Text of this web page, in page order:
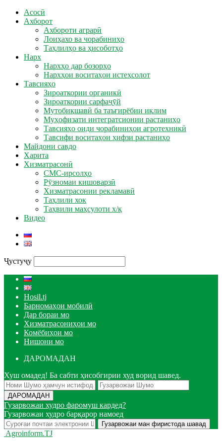
Асосӣ
Ахборот
Ахбороти аграрӣ
Лоиҳахо ва чорабиниҳо
Таҳлилҳо ва ҳисоботҳо
Нарх
Нархҳо дар бозорҳо
Нархҳои воситаҳои истеҳсолот
Тавсияҳо
Зироаткории органикӣ
Зироаткории сарфаҷӯй
Мутобиқшавӣ ба таъғирёбии иқлим
Муҳофизати интегратсионии растаниҳо
Тавсияҳо оиди чорабиниҳои агротехникӣ
Тавсифи воситаҳои ҳифзи растаниҳо
Майдони савдо
Харита
Хизматрасонӣ
СМС-ирсолҳо
Рӯзномаи кишоварзӣ
Хизматрасонии рекламавӣ
Таҳлили хок
Таҳвили маҳсулоти х/қ
Видео
Ҷустуҷу
Hosil.tj
Барномаҳои мобилӣ
Дар бораи мо
Хизматрасониҳои мо
Комёбиҳои мо
Нишони мо
ДАРОМАДАН
Хуш омадед! Ба сабти ҳисобгирии худ ворид шавед.
Гузарвожаи худро фаромуш кардед?
Гузарвожаи худро барқарор намоед
Agroinform.TJ